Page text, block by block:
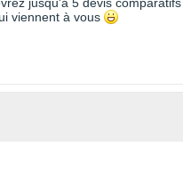
viennent à vous